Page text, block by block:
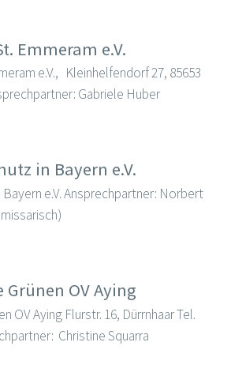
Emmeram e.V.
e.V., Kleinhelfendorf 27, 85653
Gabriele Huber
in Bayern e.V.
e.V. Ansprechpartner: Norbert
OV Aying
OV Aying Flurstr. 16, Dürrnhaar Tel.
Christine Squarra